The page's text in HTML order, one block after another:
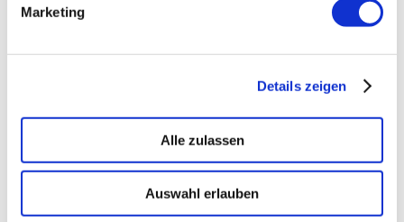
Marketing
Details zeigen
Alle zulassen
Auswahl erlauben
veröffentlicht. Erforderliche Felder
Kommentar*